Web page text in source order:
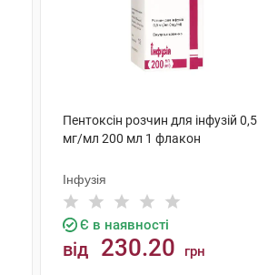
Пентоксін розчин для інфузій 0,5
мг/мл 200 мл 1 флакон
Інфузія
Є в наявності
від 230.20 грн